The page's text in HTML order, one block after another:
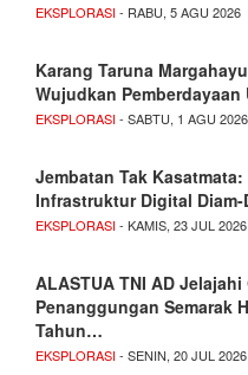
EKSPLORASI- RABU, 5 AGU 2026
Karang Taruna
Wujudkan
EKSPLORASI- SABTU, 1 AGU 2026
Jembatan Tak Kasatmata:
Infrastruktur Digital
EKSPLORASI- KAMIS, 23 JUL 2026
ALASTUA TNI AD
Penanggungan Semarak
Tahun…
EKSPLORASI- SENIN, 20 JUL 2026